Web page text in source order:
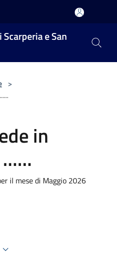
e San
>
in
il mese di Maggio 2026